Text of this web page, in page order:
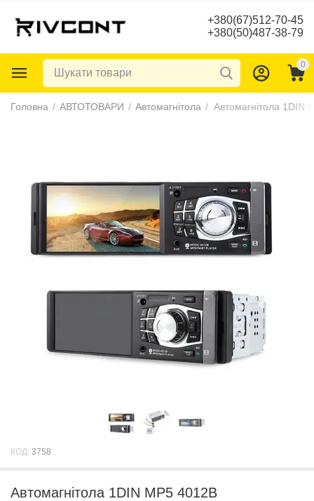
+380(67)512-70-45
+380(50)487-38-79
0
Головна / АВТОТОВАРИ / Автомагнітола / Автомагнітола 1DIN
КОД: 3758
Автомагнітола 1DIN MP5 4012B